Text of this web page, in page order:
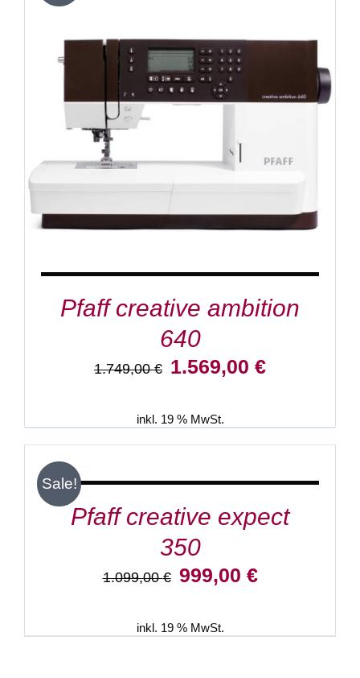
IN DEN WARENKORB / DETAILS
Pfaff creative ambition
640
1.749,00€ Ursprünglicher
1.749,00 €
1.569,00 €Aktueller
inkl. 19 % MwSt.
Sale!
IN
Pfaff creative expect
350
1.099,00€ Ursprünglicher
1.099,00 €
999,00 €Aktueller
inkl. 19 % MwSt.